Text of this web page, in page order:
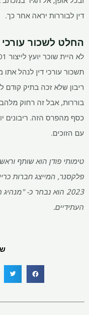
דין לבוררות יראה אחר כך.
החלט לשכור עורכי
תשכור עורכי דין לנהל
ריבון שלא זכה בתיק קודם
בוררות, אבל זה רחוק
כסף מהפרס הזה. ריבונים
עם הזוכים.
טימותי פודן הוא שותף
פלקסנר, המייצג חברות
2023 הוא נבחר כ-
"מנהיג
העתידיים.